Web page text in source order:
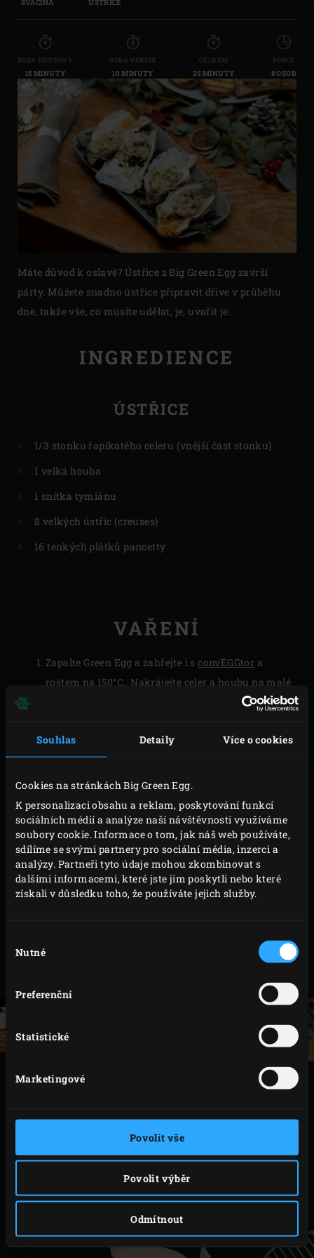
Souhlas Detaily Více o cookies
Cookies na stránkách Big Green Egg.
K personalizaci obsahu a reklam, poskytování funkcí
sociálních médií a analýze naší návštěvnosti využíváme
soubory cookie. Informace o tom, jak náš web používáte,
sdílíme se svými partnery pro sociální média, inzerci a
analýzy. Partneři tyto údaje mohou zkombinovat s
dalšími informacemi, které jste jim poskytli nebo které
získali v důsledku toho, že používáte jejich služby.
souhlasu
Nutné
Preferenční
Statistické
Marketingové
Povolit vše
Povolit výběr
Odmítnout
SVAČINA
ÚSTŘICE
DOBA PŘÍPRAVY
15 MINUTY
DOBA VAŘENÍ
10 MINUTY
CELKEM
25 MINUTY
PORCE
8 OSOB
Máte důvod k oslavě? Ústřice z Big Green Egg završí
párty. Můžete snadno ústřice připravit dříve v průběhu
dne, takže vše, co musíte udělat, je, uvařit je.
INGREDIENCE
ÚSTŘICE
1/3 stonku řapíkatého celeru (vnější část stonku)
1 velká houba
1 snítka tymiánu
8 velkých ústřic (creuses)
16 tenkých plátků pancetty
VAŘENÍ
Zapalte Green Egg a zahřejte i sconvEGGtor a
roštem na 150°C. Nakrájejte celer a houbu na malé
kostičky. Otrhejte a najemno nasekejte listy
Otevřete skořápku ústřice a ústřici vyjměte. Mušle
uchovejte. Zabalte každou ústřici do dvou plátků
pancetty a vraťte je do své mušle. Rozdělte celer a
houby do mušlí spolu s najemno nasekaným
tymiánem. Zavřete ústřici a zavažte každou mušli
kouskem železného drátu (např. vázacím drátem
pro květinovou výzdobu). Pokud je to potřeba,
skladujte v lednici až do samotné přípravy.
Umístěte ústřice na rošt, zavřete víko Vejce a
Odstraňte ústřice z roštu. Opatrně odstraňte vázací
drát a horní polovinu mušle a umístěte ústřice na
PŘÍSLUŠENSTVÍ